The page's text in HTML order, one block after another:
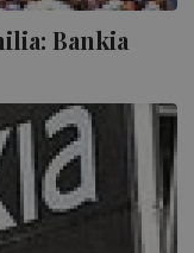
Bankia